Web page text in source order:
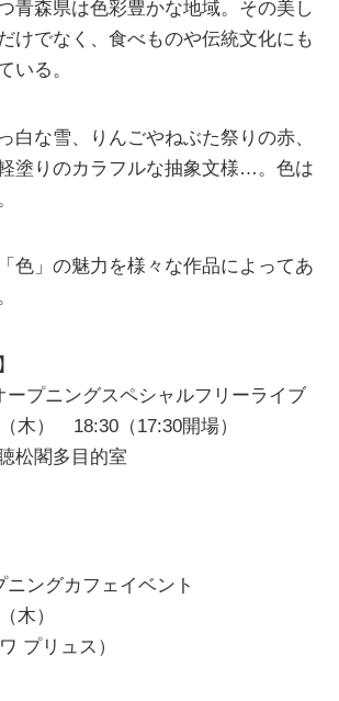
青森県は色彩豊かな地域。その美し
けでなく、食べものや伝統文化にも
いる。
白な雪、りんごやねぶた祭りの赤、
塗りのカラフルな抽象文様…。色は
色」の魅力を様々な作品によってあ
プニングスペシャルフリーライブ
木） 18:30（17:30開場）
松閣多目的室
ングカフェイベント
木）
プリュス）